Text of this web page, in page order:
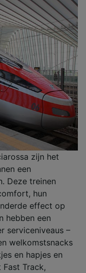
zijn het
een
Deze treinen
hun
effect op
hebben een
serviceniveaus –
welkomstsnacks
en hapjes en
Track,